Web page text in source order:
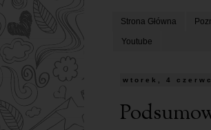
Strona Główna
Youtube
wtorek, 4